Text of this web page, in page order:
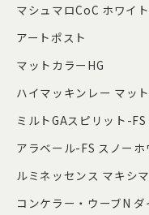
マシュマロCoC ホワイト
アートポスト
マットカラーHG
ハイマッキンレー マッ
ミルトGAスピリット-
アラベール-FS スノーホ
ルミネッセンス マキシ
コンケラー・ウーブN